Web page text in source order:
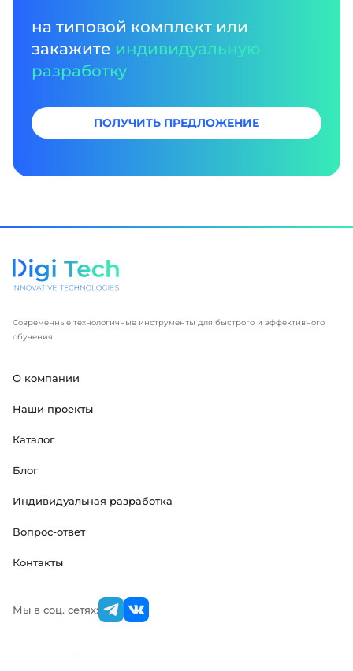
на типовой комплект или
закажите индивидуальную
разработку
ПОЛУЧИТЬ ПРЕДЛОЖЕНИЕ
Современные технологичные инструменты для быстрого и эффективного
обучения
О компании
Наши проекты
Каталог
Блог
Индивидуальная разработка
Вопрос-ответ
Контакты
Мы в соц. сетях: